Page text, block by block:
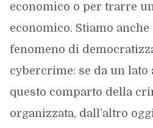
economico o per trarre
economico. Stiamo
fenomeno di
cybercrime: se da un lato
questo comparto della
organizzata, dall’altro